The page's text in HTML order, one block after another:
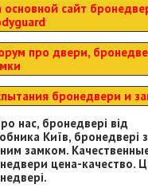
основной сайт
про двери,
бронедвери и
нас, бронедвері від
Київ, бронедвері з
замком.
цена-качество.